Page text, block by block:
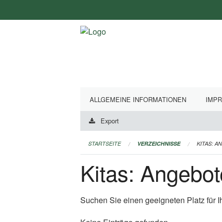
überspringen
ALLGEMEINE INFORMATIONEN
Export
STARTSEITE VERZEICHNISSE KITAS:
Kitas:
Suchen Sie einen geeigneten Platz für